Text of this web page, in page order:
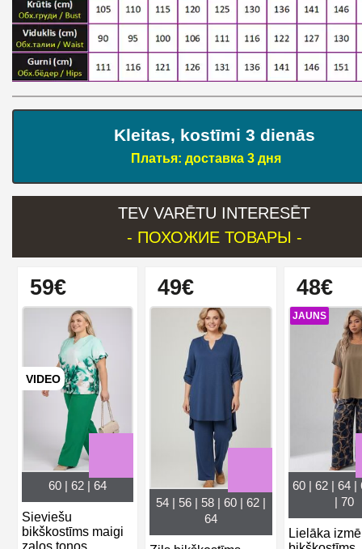
Kleitas, kostīmi 3 dienās
Платья: доставка 3 дня
TEV VARĒTU INTERESĒT
- ПОХОЖИЕ ТОВАРЫ -
59€
VIDEO
60 | 62 | 64
Sieviešu
bikškostīms maigi
zaļos toņos
49€
54 | 56 | 58 | 60 | 62 |
64
48€
JAUNS
60 | 62 | 64 |
| 70
Lielāka